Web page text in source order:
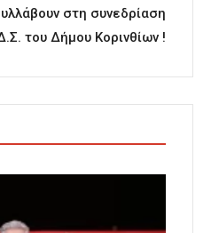
στη συνεδρίαση
του Δήμου Κορινθίων !